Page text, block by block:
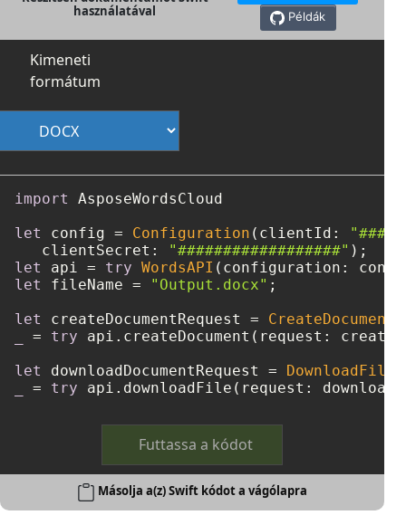
használatával
Példák
Kimeneti
formátum
import
AsposeWordsCloud
let
config = Configuration (clientId:
   clientSecret:
"##################"
let
api = try WordsAPI
let
fileName = "Output.docx" ;
let
createDocumentRequest =
= try api.createDocument(request:
let
downloadDocumentRequest =
= try api.downloadFile(request:
Futtassa a kódot
Másolja a(z) Swift kódot a vágólapra